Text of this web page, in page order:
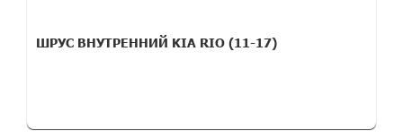
ШРУС ВНУТРЕННИЙ KIA RIO (11-17)